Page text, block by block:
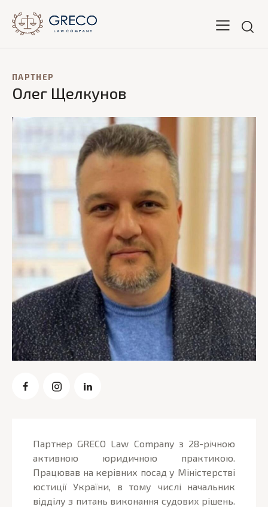
ПАРТНЕР
Олег Щелкунов
Партнер GRECO Law Company з 28-річною
активною юридичною практикою.
Працював на керівних посад у Міністерстві
юстиції України, в тому числі начальник
відділу з питань виконання судових рішень.